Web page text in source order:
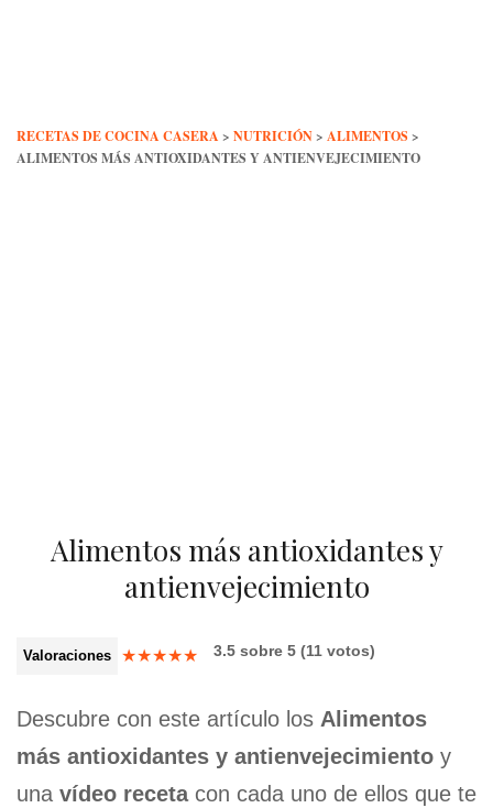
RECETAS DE COCINA CASERA > NUTRICIÓN> ALIMENTOS >
ALIMENTOS MÁS ANTIOXIDANTES Y ANTIENVEJECIMIENTO
Alimentos más antioxidantes y
antienvejecimiento
Valoraciones ★★★★★ 3.5 sobre 5 (11 votos)
Descubre con este artículo los Alimentos
más antioxidantes y antienvejecimiento y
una vídeo recetacon cada uno de ellos que te